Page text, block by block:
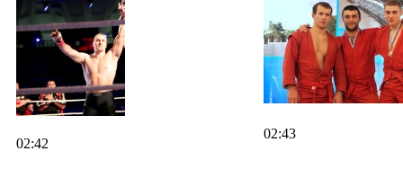
02:42
02:43